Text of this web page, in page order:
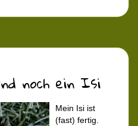
noch ein Isi
Mein Isi ist
(fast) fertig.